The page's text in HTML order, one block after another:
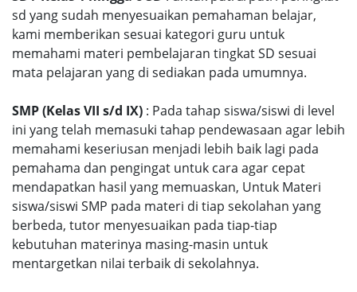
sd yang sudah menyesuaikan pemahaman belajar,
kami memberikan sesuai kategori guru untuk
memahami materi pembelajaran tingkat SD sesuai
mata pelajaran yang di sediakan pada umumnya.
SMP (Kelas VII s/d IX) : Pada tahap siswa/siswi di level
ini yang telah memasuki tahap pendewasaan agar lebih
memahami keseriusan menjadi lebih baik lagi pada
pemahama dan pengingat untuk cara agar cepat
mendapatkan hasil yang memuaskan, Untuk Materi
siswa/siswi SMP pada materi di tiap sekolahan yang
berbeda, tutor menyesuaikan pada tiap-tiap
kebutuhan materinya masing-masin untuk
mentargetkan nilai terbaik di sekolahnya.